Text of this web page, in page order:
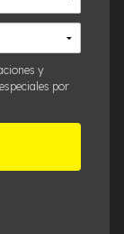
y
por